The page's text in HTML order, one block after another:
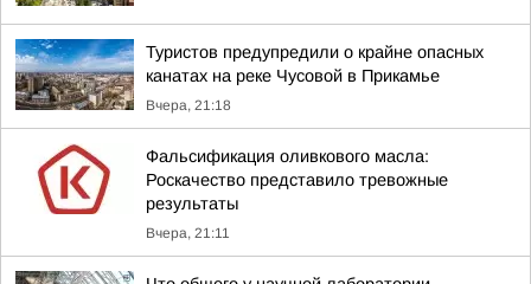
Туристов предупредили о крайне опасных
канатах на реке Чусовой в Прикамье
Вчера, 21:18
Фальсификация оливкового масла:
Роскачество представило тревожные
результаты
Вчера, 21:11